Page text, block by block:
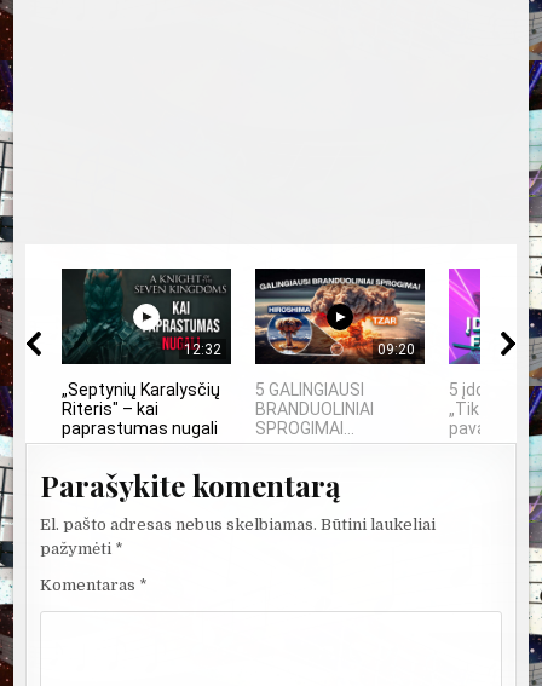
12:32
„Septynių Karalysčių
Riteris" – kai
paprastumas nugali
09:20
5 GALINGIAUSI
BRANDUOLINIAI
SPROGIMAI...
5 įdomūs
„TikTok“:
Parašykite komentarą
El. pašto adresas nebus skelbiamas. Būtini laukeliai
pažymėti *
Komentaras *